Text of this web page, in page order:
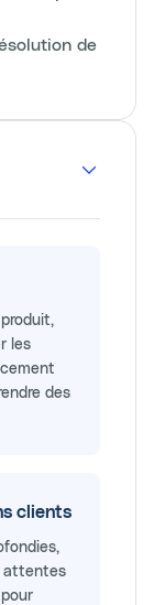
de
les
des
clients
attentes